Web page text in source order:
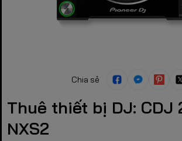
Chia sẻ
Thuê thiết bị DJ: CDJ
NXS2